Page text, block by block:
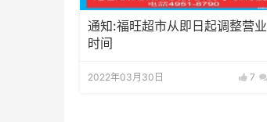
通知:福旺超市从即日起调整营业
时间
2022年03月30日 7